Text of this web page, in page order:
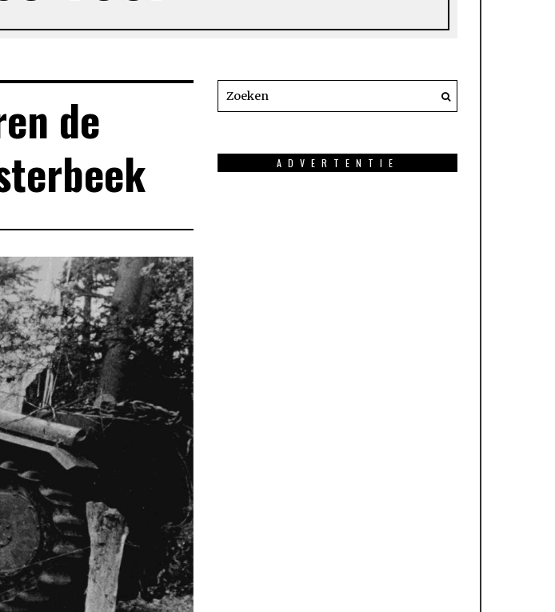
de
ADVERTENTIE